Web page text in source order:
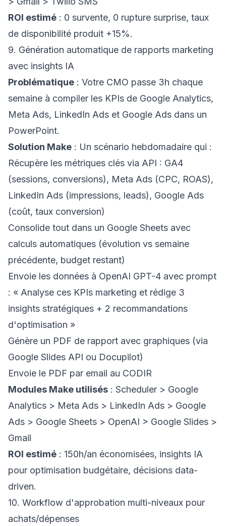
ROI estimé : 0 survente, 0 rupture surprise, taux
de disponibilité produit +15%.
9. Génération automatique de rapports marketing
avec insights IA
Problématique : Votre CMO passe 3h chaque
semaine à compiler les KPIs de Google Analytics,
Meta Ads, LinkedIn Ads et Google Ads dans un
PowerPoint.
Solution Make : Un scénario hebdomadaire qui :
Récupère les métriques clés via API : GA4
(sessions, conversions), Meta Ads (CPC, ROAS),
LinkedIn Ads (impressions, leads), Google Ads
(coût, taux conversion)
Consolide tout dans un Google Sheets avec
calculs automatiques (évolution vs semaine
précédente, budget restant)
Envoie les données à OpenAI GPT-4 avec prompt
: « Analyse ces KPIs marketing et rédige 3
insights stratégiques + 2 recommandations
d'optimisation »
Génère un PDF de rapport avec graphiques (via
Google Slides API ou Docupilot)
Envoie le PDF par email au CODIR
Modules Make utilisés : Scheduler > Google
Analytics > Meta Ads > LinkedIn Ads > Google
Ads > Google Sheets > OpenAI > Google Slides >
Gmail
ROI estimé : 150h/an économisées, insights IA
pour optimisation budgétaire, décisions data-
driven.
10. Workflow d'approbation multi-niveaux pour
achats/dépenses